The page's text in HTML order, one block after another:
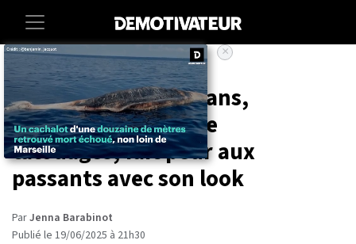
Accueil Lifestyle
Cette femme de 65 ans,
recouverte à 85% de
tatouages, fait peur aux
passants avec son look
ParJenna Barabinot
Publié le 19/06/2025 à 21h30
×